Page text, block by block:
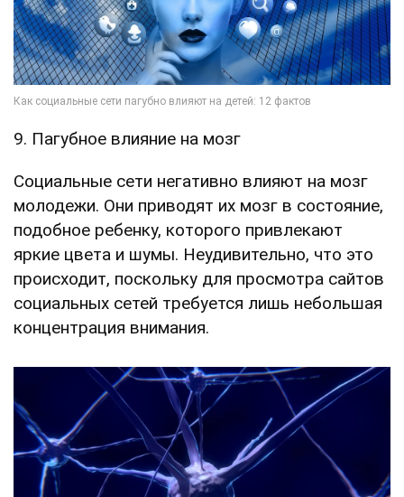
9. Пагубное влияние на мозг
Социальные сети негативно влияют на мозг
молодежи. Они приводят их мозг в состояние,
подобное ребенку, которого привлекают
яркие цвета и шумы. Неудивительно, что это
происходит, поскольку для просмотра сайтов
социальных сетей требуется лишь небольшая
концентрация внимания.